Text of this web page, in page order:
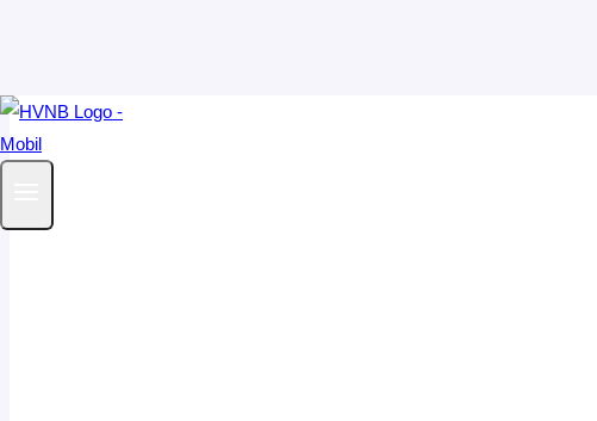
Zum
Inhalt